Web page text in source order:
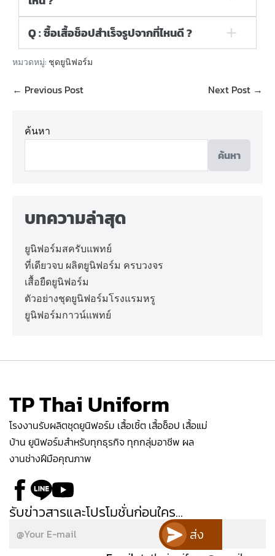
Q : ซื้อเสื้อช็อปสำเร็จรูปจากที่ไหนดี ?
หมวดหมู่: ชุดยูนิฟอร์ม
← Previous Post Next Post →
ค้นหา
ค้นหา
บทความล่าสุด
ยูนิฟอร์มสครับแพทย์
ที่เดียวจบ ผลิตยูนิฟอร์ม ครบวงจร
เสื้อยืดยูนิฟอร์ม
ตัวอย่างชุดยูนิฟอร์มโรงแรมหรู
ยูนิฟอร์มกาวน์แพทย์
TP Thai Uniform
โรงงานรับผลิตชุดยูนิฟอร์ม เสื้อเชิ้ต เสื้อช็อป เสื้อแม่
บ้าน ยูนิฟอร์มสำหรับทุกธุรกิจ ทุกกลุ่มอาชีพ ผล
งานช่างฝีมือคุณภาพ
รับข่าวสารและโปรโมชั่นก่อนใคร...
ส่ง